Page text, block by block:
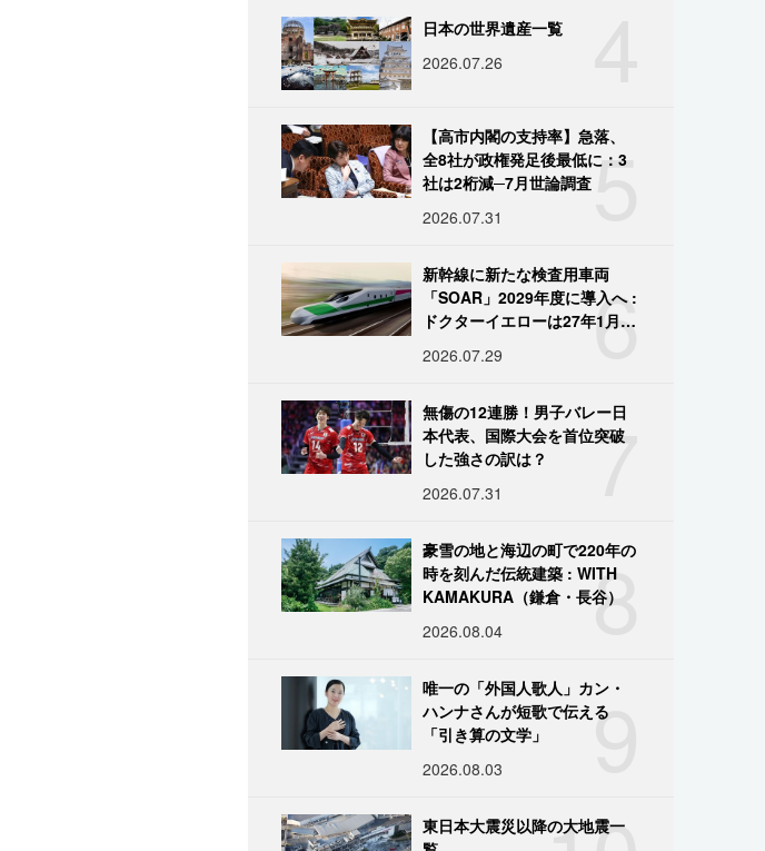
日本の世界遺産一覧
2026.07.26
5
【高市内閣の支持率】急落、
全8社が政権発足後最低に：3
社は2桁減─7月世論調査
2026.07.31
6
新幹線に新たな検査用車両
「SOAR」2029年度に導入へ :
ドクターイエローは27年1月に
2026.07.29
7
無傷の12連勝！男子バレー日
本代表、国際大会を首位突破
した強さの訳は？
2026.07.31
8
豪雪の地と海辺の町で220年の
時を刻んだ伝統建築 : WITH
KAMAKURA（鎌倉・長谷）
2026.08.04
9
唯一の「外国人歌人」カン・
ハンナさんが短歌で伝える
「引き算の文学」
2026.08.03
東日本大震災以降の大地震一